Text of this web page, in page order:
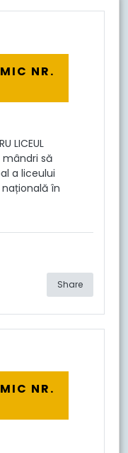
NR.
LICEUL
mândri să
a liceului
în
Share
NR.